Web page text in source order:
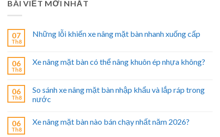
BÀI VIẾT MỚI NHẤT
07
Th8
Những lỗi khiến xe nâng mặt bàn nhanh xuống cấp
06
Th8
Xe nâng mặt bàn có thể nâng khuôn ép nhựa không?
06
Th8
So sánh xe nâng mặt bàn nhập khẩu và lắp ráp trong
nước
06
Th8
Xe nâng mặt bàn nào bán chạy nhất năm 2026?